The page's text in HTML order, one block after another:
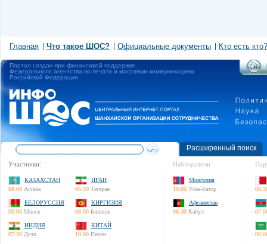
Главная Что такое ШОС? Официальные документы Кто есть кто?
Портал создан при финансовой поддержке
Федерального агентства по печати и массовым коммуникациям
Российской Федерации
Расширенный поиск
Участники:
КАЗАХСТАН
08:00 Астана
ИРАН
06:30 Тегеран
БЕЛОРУССИЯ
05:00 Минск
КИРГИЗИЯ
08:00 Бишкек
ИНДИЯ
07:30 Дели
КИТАЙ
10:00 Пекин
Наблюдатели:
Монголия
10:00 Улан-Батор
Афганистан
06:30 Кабул